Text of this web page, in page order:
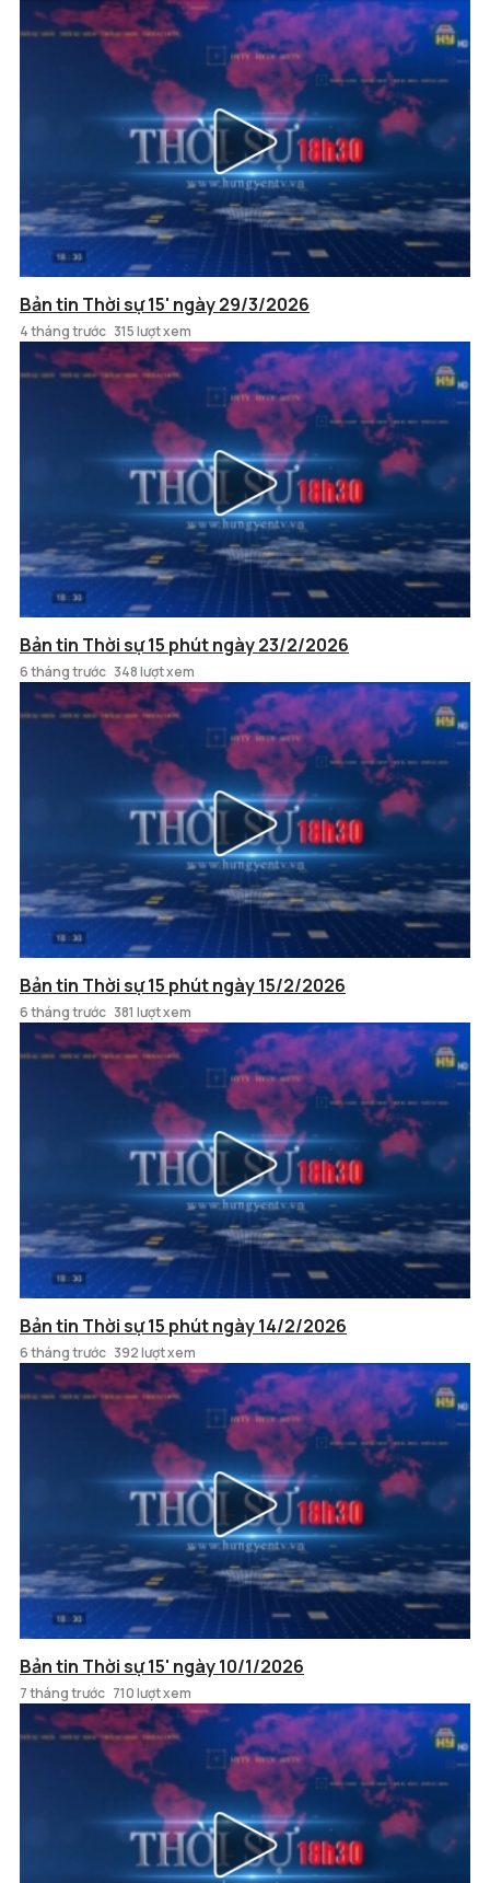
Bản tin Thời sự 15' ngày 29/3/2026
4 tháng trước 315 lượt xem
Bản tin Thời sự 15 phút ngày 23/2/2026
6 tháng trước 348 lượt xem
Bản tin Thời sự 15 phút ngày 15/2/2026
6 tháng trước 381 lượt xem
Bản tin Thời sự 15 phút ngày 14/2/2026
6 tháng trước 392 lượt xem
Bản tin Thời sự 15' ngày 10/1/2026
7 tháng trước 710 lượt xem